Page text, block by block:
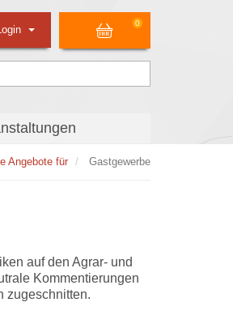
0
Angebote für Gastgewerbe
auf den Agrar- und
Kommentierungen
zugeschnitten.